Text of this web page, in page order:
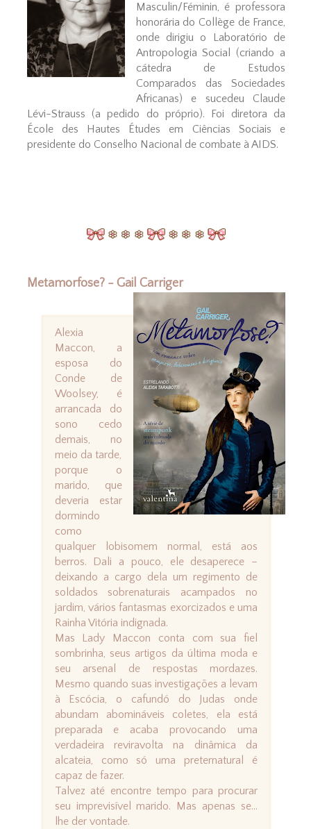
Masculin/Féminin, é professora
honorária do Collège de France,
onde dirigiu o Laboratório de
Antropologia Social (criando a
cátedra de Estudos
Comparados das Sociedades
Africanas) e sucedeu Claude
Lévi-Strauss (a pedido do próprio). Foi diretora da
École des Hautes Études em Ciências Sociais e
presidente do Conselho Nacional de combate à AIDS.
Metamorfose? - Gail Carriger
Alexia
Maccon, a
esposa do
Conde de
Woolsey, é
arrancada do
sono cedo
demais, no
meio da tarde,
porque o
marido, que
deveria estar
dormindo
como
qualquer lobisomem normal, está aos
berros. Dali a pouco, ele desaperece –
deixando a cargo dela um regimento de
soldados sobrenaturais acampados no
jardim, vários fantasmas exorcizados e uma
Rainha Vitória indignada.
Mas Lady Maccon conta com sua fiel
sombrinha, seus artigos da última moda e
seu arsenal de respostas mordazes.
Mesmo quando suas investigações a levam
à Escócia, o cafundó do Judas onde
abundam abomináveis coletes, ela está
preparada e acaba provocando uma
verdadeira reviravolta na dinâmica da
alcateia, como só uma preternatural é
capaz de fazer.
Talvez até encontre tempo para procurar
seu imprevisível marido. Mas apenas se...
lhe der vontade.